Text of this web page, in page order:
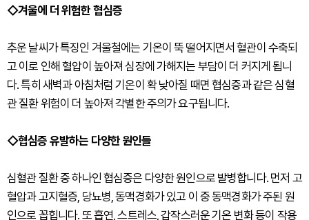
◇겨울에 더 위험한 협심증
추운 날씨가 특징인 겨울철에는 기온이 뚝 떨어지면서 혈관이 수축되
고 이로 인해 혈압이 높아져 심장에 가해지는 부담이 더 커지게 됩니
다. 특히 새벽과 아침처럼 기온이 확 낮아질 때면 협심증과 같은 심혈
관 질환 위험이 더 높아져 각별한 주의가 요구됩니다.
◇협심증 유발하는 다양한 원인들
심혈관 질환 중 하나인 협심증은 다양한 원인으로 발병합니다. 먼저 고
혈압과 고지혈증, 당뇨병, 동맥경화가 있고 이 중 동맥경화가 주된 원
인으로 꼽힙니다. 또 흡연, 스트레스, 갑작스러운 기온 변화 등이 작용